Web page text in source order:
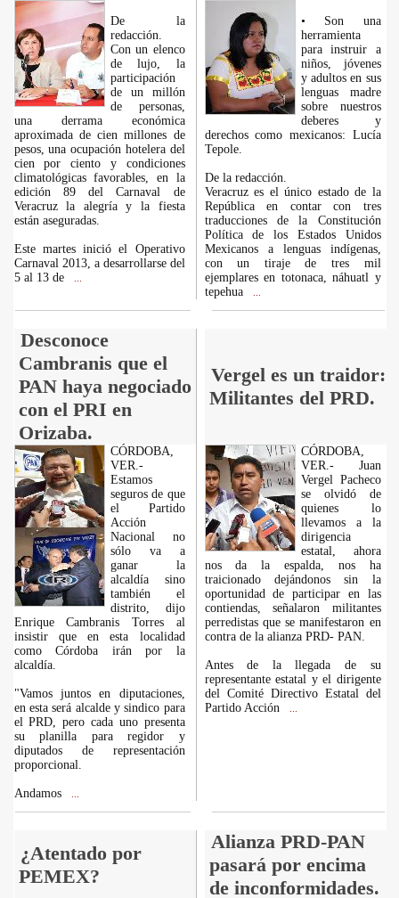
De la
redacción.
Con un elenco
de lujo, la
participación
de un millón
de personas,
una derrama económica
aproximada de cien millones de
pesos, una ocupación hotelera del
cien por ciento y condiciones
climatológicas favorables, en la
edición 89 del Carnaval de
Veracruz la alegría y la fiesta
están aseguradas.
Este martes inició el Operativo
Carnaval 2013, a desarrollarse del
5 al 13 de
• Son una
herramienta
para instruir a
niños, jóvenes
y adultos en sus
lenguas madre
sobre nuestros
deberes y
derechos como mexicanos: Lucía
Tepole.
De la redacción.
Veracruz es el único estado de la
República en contar con tres
traducciones de la Constitución
Política de los Estados Unidos
Mexicanos a lenguas indígenas,
con un tiraje de tres mil
ejemplares en totonaca, náhuatl y
tepehua
Desconoce
Cambranis que el
PAN haya negociado
con el PRI en
Orizaba.
Vergel es un traidor:
Militantes del PRD.
CÓRDOBA,
VER.-
Estamos
seguros de que
el Partido
Acción
Nacional no
sólo va a
ganar la
alcaldía sino
también el
distrito, dijo
Enrique Cambranis Torres al
insistir que en esta localidad
como Córdoba irán por la
alcaldía.
"Vamos juntos en diputaciones,
en esta será alcalde y sindico para
el PRD, pero cada uno presenta
su planilla para regidor y
diputados de representación
proporcional.
Andamos
CÓRDOBA,
VER.- Juan
Vergel Pacheco
se olvidó de
quienes lo
llevamos a la
dirigencia
estatal, ahora
nos da la espalda, nos ha
traicionado dejándonos sin la
oportunidad de participar en las
contiendas, señalaron militantes
perredistas que se manifestaron en
contra de la alianza PRD- PAN.
Antes de la llegada de su
representante estatal y el dirigente
del Comité Directivo Estatal del
Partido Acción
¿Atentado por
PEMEX?
Alianza PRD-PAN
pasará por encima
de inconformidades.